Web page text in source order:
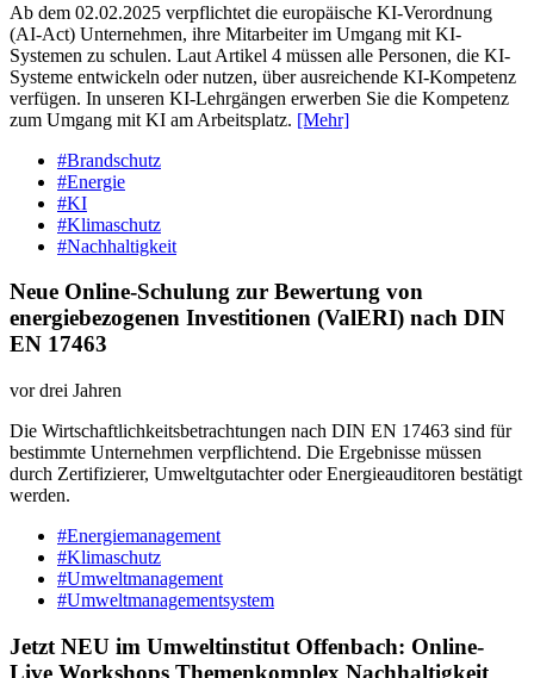
Ab dem 02.02.2025 verpflichtet die europäische KI-Verordnung
(AI-Act) Unternehmen, ihre Mitarbeiter im Umgang mit KI-
Systemen zu schulen. Laut Artikel 4 müssen alle Personen, die KI-
Systeme entwickeln oder nutzen, über ausreichende KI-Kompetenz
verfügen. In unseren KI-Lehrgängen erwerben Sie die Kompetenz
zum Umgang mit KI am Arbeitsplatz. [Mehr]
#Brandschutz
#Energie
#KI
#Klimaschutz
#Nachhaltigkeit
Neue Online-Schulung zur Bewertung von
energiebezogenen Investitionen (ValERI) nach DIN
EN 17463
vor drei Jahren
Die Wirtschaftlichkeitsbetrachtungen nach DIN EN 17463 sind für
bestimmte Unternehmen verpflichtend. Die Ergebnisse müssen
durch Zertifizierer, Umweltgutachter oder Energieauditoren bestätigt
werden.
#Energiemanagement
#Klimaschutz
#Umweltmanagement
#Umweltmanagementsystem
Jetzt NEU im Umweltinstitut Offenbach: Online-
Live Workshops Themenkomplex Nachhaltigkeit